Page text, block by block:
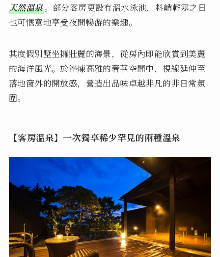
天然溫泉。部分客房更設有溫水泳池，料峭輕寒之日
也可愜意地享受夜間暢游的樂趣。
其度假別墅坐擁壯麗的海景，從房內即能欣賞到美麗
的海洋風光。於淬煉高雅的奢華空間中，視線延伸至
落地窗外的開放感，營造出品味卓越非凡的非日常氛
圍。
【客房溫泉】一次獨享稀少罕見的兩種溫泉